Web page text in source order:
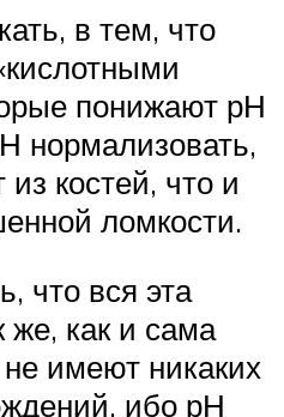
в тем, что
понижают рН
нормализовать,
костей, что и
ломкости.
что вся эта
же, как и сама
имеют никаких
ибо рН